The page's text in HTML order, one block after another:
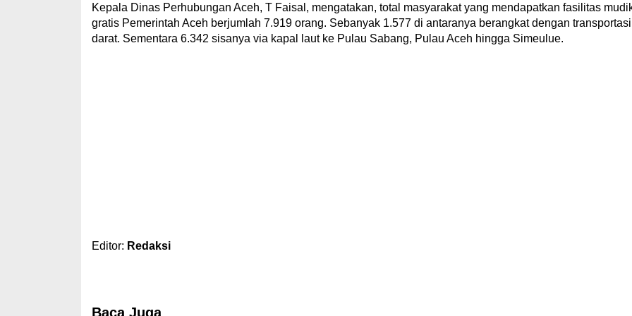
Kepala Dinas Perhubungan Aceh, T Faisal, mengatakan, total masyarakat yang mendapatkan fasilitas
gratis Pemerintah Aceh berjumlah 7.919 orang. Sebanyak 1.577 di antaranya berangkat dengan transportasi
darat. Sementara 6.342 sisanya via kapal laut ke Pulau Sabang, Pulau Aceh hingga Simeulue.
Editor: Redaksi
Baca Juga